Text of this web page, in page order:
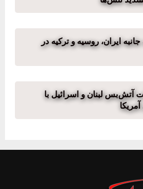
ایران، روسیه و ترکیه در
آتش‌بس لبنان و اسرائیل با